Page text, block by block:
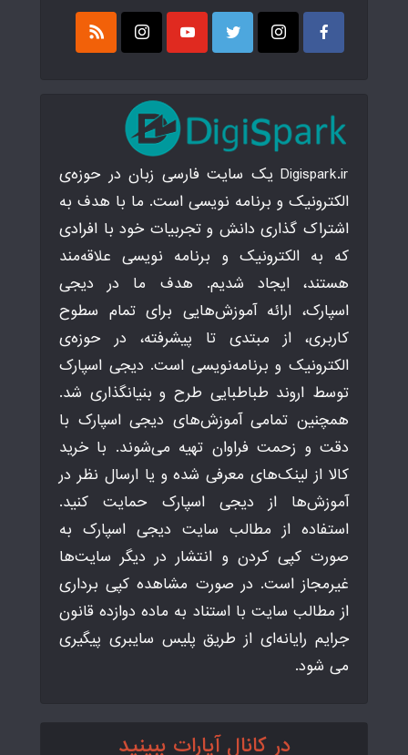
Digispark.ir یک سایت فارسی زبان در حوزه‌ی
الکترونیک و برنامه نویسی است. ما با هدف به
اشتراک گذاری دانش و تجربیات خود با افرادی
که به الکترونیک و برنامه نویسی علاقه‌مند
هستند، ایجاد شدیم. هدف ما در دیجی
اسپارک، ارائه آموزش‌هایی برای تمام سطوح
کاربری، از مبتدی تا پیشرفته، در حوزه‌ی
الکترونیک و برنامه‌نویسی است. دیجی اسپارک
توسط اروند طباطبایی طرح و بنیانگذاری شد.
همچنین تمامی آموزش‌های دیجی اسپارک با
دقت و زحمت فراوان تهیه می‌شوند. با خرید
کالا از لینک‌های معرفی شده و یا ارسال نظر در
آموزش‌ها از دیجی اسپارک حمایت کنید.
استفاده از مطالب سایت دیجی اسپارک به
صورت کپی کردن و انتشار در دیگر سایت‌ها
غیرمجاز است. در صورت مشاهده کپی برداری
از مطالب سایت با استناد به ماده دوازده قانون
جرایم رایانه‌ای از طریق پلیس سایبری پیگیری
می شود.
در کانال آپارات ببینید